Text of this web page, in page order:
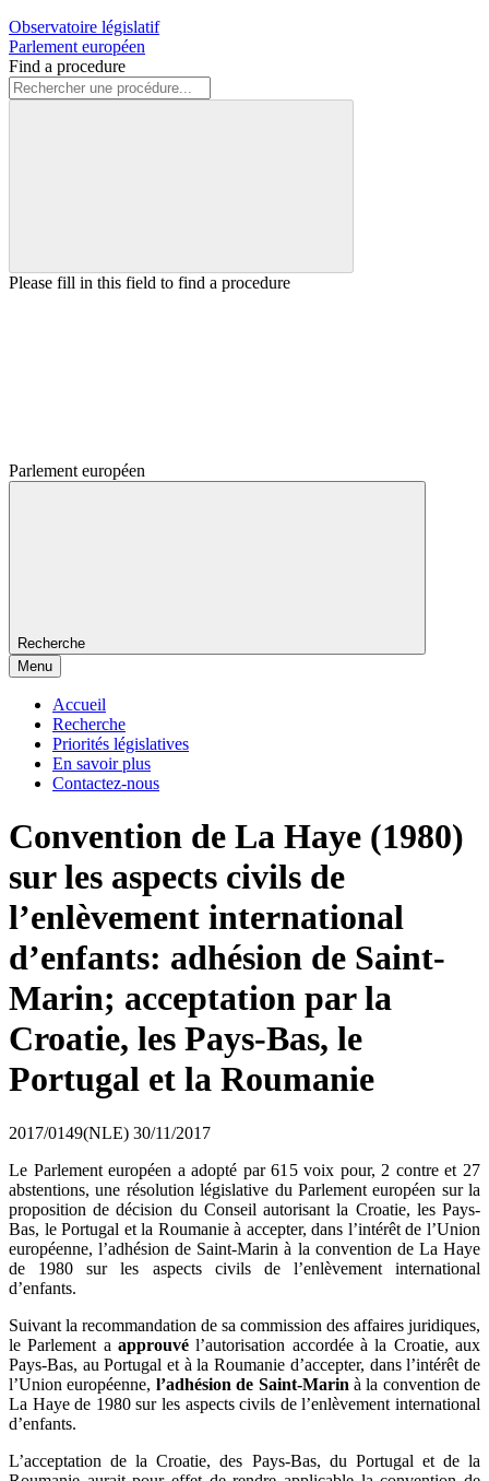
Observatoire législatif
Parlement européen
Find a procedure
Please fill in this field to find a procedure
Parlement européen
Recherche
Menu
Accueil
Recherche
Priorités législatives
En savoir plus
Contactez-nous
Convention de La Haye (1980)
sur les aspects civils de
l’enlèvement international
d’enfants: adhésion de Saint-
Marin; acceptation par la
Croatie, les Pays-Bas, le
Portugal et la Roumanie
2017/0149(NLE) 30/11/2017
Le Parlement européen a adopté par 615 voix pour, 2 contre et 27
abstentions, une résolution législative du Parlement européen sur la
proposition de décision du Conseil autorisant la Croatie, les Pays-
Bas, le Portugal et la Roumanie à accepter, dans l’intérêt de l’Union
européenne, l’adhésion de Saint-Marin à la convention de La Haye
de 1980 sur les aspects civils de l’enlèvement international
d’enfants.
Suivant la recommandation de sa commission des affaires juridiques,
le Parlement a approuvé l’autorisation accordée à la Croatie, aux
Pays-Bas, au Portugal et à la Roumanie d’accepter, dans l’intérêt de
l’Union européenne, l’adhésion de Saint-Marin à la convention de
La Haye de 1980 sur les aspects civils de l’enlèvement international
d’enfants.
L’acceptation de la Croatie, des Pays-Bas, du Portugal et de la